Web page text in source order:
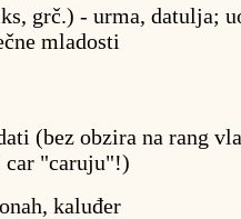
grč.) - urma, datulja;
mladosti
(bez obzira na rang
"caruju"!)
kaluđer